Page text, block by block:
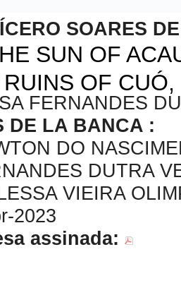
SOARES
SUN OF
OF
FERNANDES
DE LA BANCA :
DO
DUTRA
VIEIRA
2023
assinada: